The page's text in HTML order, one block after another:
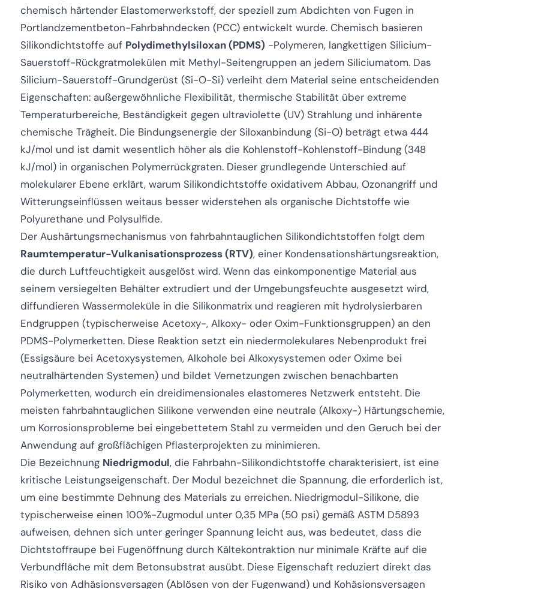
chemisch härtender Elastomerwerkstoff, der speziell zum Abdichten von Fugen in
Portlandzementbeton-Fahrbahndecken (PCC) entwickelt wurde. Chemisch basieren
Silikondichtstoffe auf Polydimethylsiloxan (PDMS) -Polymeren, langkettigen Silicium-
Sauerstoff-Rückgratmolekülen mit Methyl-Seitengruppen an jedem Siliciumatom. Das
Silicium-Sauerstoff-Grundgerüst (Si-O-Si) verleiht dem Material seine entscheidenden
Eigenschaften: außergewöhnliche Flexibilität, thermische Stabilität über extreme
Temperaturbereiche, Beständigkeit gegen ultraviolette (UV) Strahlung und inhärente
chemische Trägheit. Die Bindungsenergie der Siloxanbindung (Si-O) beträgt etwa 444
kJ/mol und ist damit wesentlich höher als die Kohlenstoff-Kohlenstoff-Bindung (348
kJ/mol) in organischen Polymerrückgraten. Dieser grundlegende Unterschied auf
molekularer Ebene erklärt, warum Silikondichtstoffe oxidativem Abbau, Ozonangriff und
Witterungseinflüssen weitaus besser widerstehen als organische Dichtstoffe wie
Polyurethane und Polysulfide.
Der Aushärtungsmechanismus von fahrbahntauglichen Silikondichtstoffen folgt dem
Raumtemperatur-Vulkanisationsprozess (RTV), einer Kondensationshärtungsreaktion,
die durch Luftfeuchtigkeit ausgelöst wird. Wenn das einkomponentige Material aus
seinem versiegelten Behälter extrudiert und der Umgebungsfeuchte ausgesetzt wird,
diffundieren Wassermoleküle in die Silikonmatrix und reagieren mit hydrolysierbaren
Endgruppen (typischerweise Acetoxy-, Alkoxy- oder Oxim-Funktionsgruppen) an den
PDMS-Polymerketten. Diese Reaktion setzt ein niedermolekulares Nebenprodukt frei
(Essigsäure bei Acetoxysystemen, Alkohole bei Alkoxysystemen oder Oxime bei
neutralhärtenden Systemen) und bildet Vernetzungen zwischen benachbarten
Polymerketten, wodurch ein dreidimensionales elastomeres Netzwerk entsteht. Die
meisten fahrbahntauglichen Silikone verwenden eine neutrale (Alkoxy-) Härtungschemie,
um Korrosionsprobleme bei eingebettetem Stahl zu vermeiden und den Geruch bei der
Anwendung auf großflächigen Pflasterprojekten zu minimieren.
Die Bezeichnung Niedrigmodul, die Fahrbahn-Silikondichtstoffe charakterisiert, ist eine
kritische Leistungseigenschaft. Der Modul bezeichnet die Spannung, die erforderlich ist,
um eine bestimmte Dehnung des Materials zu erreichen. Niedrigmodul-Silikone, die
typischerweise einen 100%-Zugmodul unter 0,35 MPa (50 psi) gemäß ASTM D5893
aufweisen, dehnen sich unter geringer Spannung leicht aus, was bedeutet, dass die
Dichtstoffraupe bei Fugenöffnung durch Kältekontraktion nur minimale Kräfte auf die
Verbundfläche mit dem Betonsubstrat ausübt. Diese Eigenschaft reduziert direkt das
Risiko von Adhäsionsversagen (Ablösen von der Fugenwand) und Kohäsionsversagen